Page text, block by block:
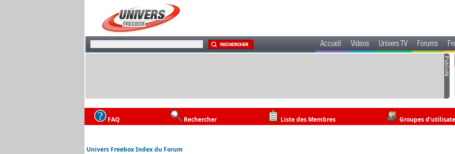
Accueil Videos Univers TV Forums
FAQ Rechercher Liste des Membres Groupes
Univers Freebox Index du Forum